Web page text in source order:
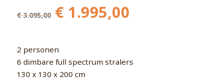
€3.095,00 Oorspronkelijke
prijs
€ 3.095,00.
€ 1.995,00
2 personen
6 dimbare full spectrum stralers
130 x 130 x 200 cm